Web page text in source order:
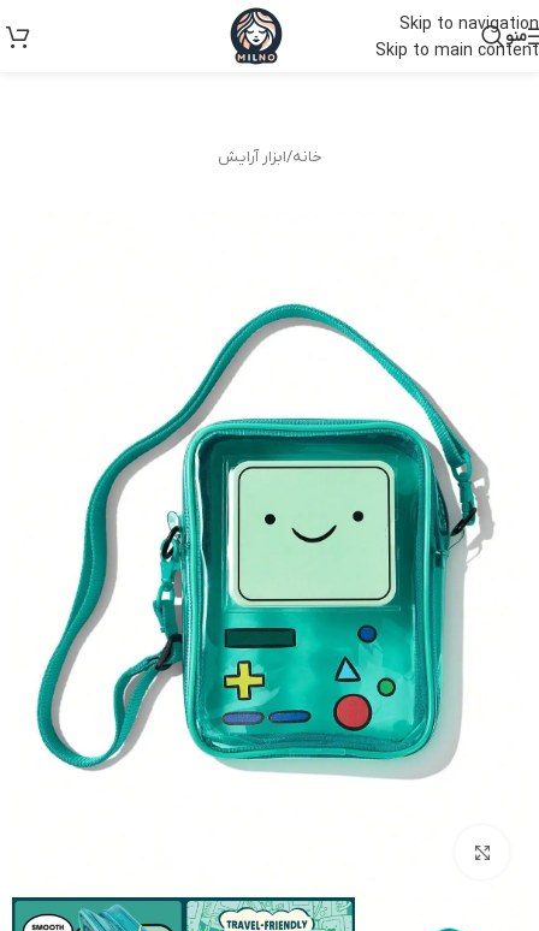
Skip to navigation
Skip to main content
منو
خانه/ابزار آرایش